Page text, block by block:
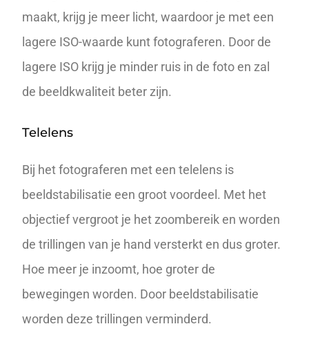
maakt, krijg je meer licht, waardoor je met een
lagere ISO-waarde kunt fotograferen. Door de
lagere ISO krijg je minder ruis in de foto en zal
de beeldkwaliteit beter zijn.
Telelens
Bij het fotograferen met een telelens is
beeldstabilisatie een groot voordeel. Met het
objectief vergroot je het zoombereik en worden
de trillingen van je hand versterkt en dus groter.
Hoe meer je inzoomt, hoe groter de
bewegingen worden. Door beeldstabilisatie
worden deze trillingen verminderd.